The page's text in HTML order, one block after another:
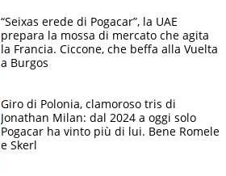
“Seixas erede di Pogacar”, la UAE
prepara la mossa di mercato che agita
la Francia. Ciccone, che beffa alla Vuelta
a Burgos
Giro di Polonia, clamoroso tris di
Jonathan Milan: dal 2024 a oggi solo
Pogacar ha vinto più di lui. Bene Romele
e Skerl